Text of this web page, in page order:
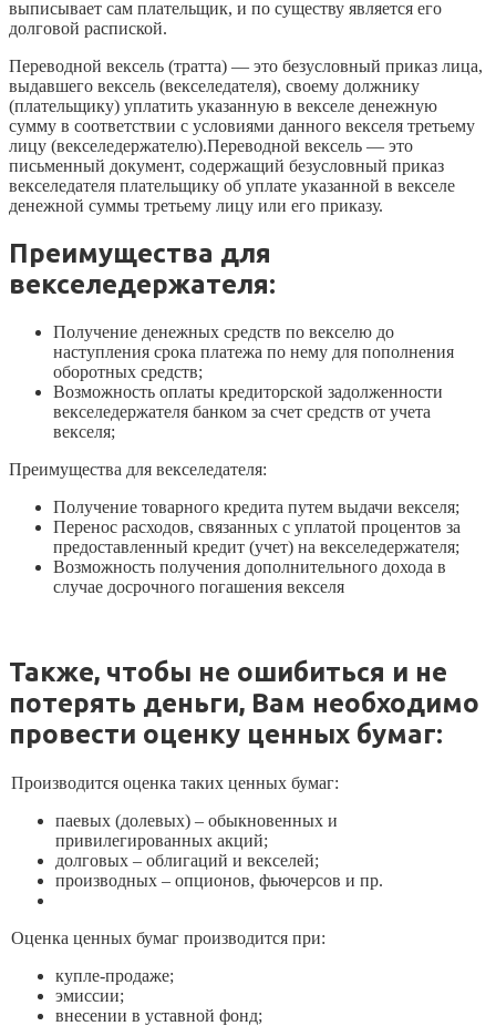
выписывает сам плательщик, и по существу является его
долговой распиской.
Переводной вексель (тратта) — это безусловный приказ лица,
выдавшего вексель (векселедателя), своему должнику
(плательщику) уплатить указанную в векселе денежную
сумму в соответствии с условиями данного векселя третьему
лицу (векселедержателю).Переводной вексель — это
письменный документ, содержащий безусловный приказ
векселедателя плательщику об уплате указанной в векселе
денежной суммы третьему лицу или его приказу.
Преимущества для
векселедержателя:
Получение денежных средств по векселю до
наступления срока платежа по нему для пополнения
оборотных средств;
Возможность оплаты кредиторской задолженности
векселедержателя банком за счет средств от учета
векселя;
Преимущества для векселедателя:
Получение товарного кредита путем выдачи векселя;
Перенос расходов, связанных с уплатой процентов за
предоставленный кредит (учет) на векселедержателя;
Возможность получения дополнительного дохода в
случае досрочного погашения векселя
Также, чтобы не ошибиться и не
потерять деньги, Вам необходимо
провести оценку ценных бумаг:
Производится оценка таких ценных бумаг:
паевых (долевых) – обыкновенных и
привилегированных акций;
долговых – облигаций и векселей;
производных – опционов, фьючерсов и пр.
Оценка ценных бумаг производится при:
купле-продаже;
эмиссии;
внесении в уставной фонд;